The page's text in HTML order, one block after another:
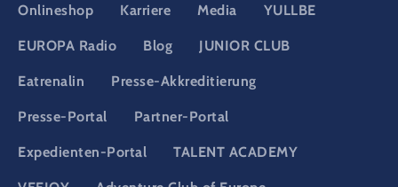
Onlineshop Karriere Media YULLBE
EUROPA Radio Blog JUNIOR CLUB
Eatrenalin Presse-Akkreditierung
Presse-Portal Partner-Portal
Expedienten-Portal TALENT ACADEMY